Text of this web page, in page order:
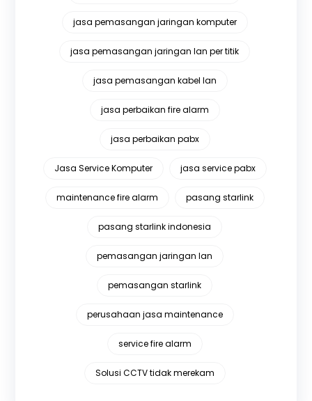
jasa pemasangan jaringan komputer
jasa pemasangan jaringan lan per titik
jasa pemasangan kabel lan
jasa perbaikan fire alarm
jasa perbaikan pabx
Jasa Service Komputer jasa service pabx
maintenance fire alarm pasang starlink
pasang starlink indonesia
pemasangan jaringan lan
pemasangan starlink
perusahaan jasa maintenance
service fire alarm
Solusi CCTV tidak merekam